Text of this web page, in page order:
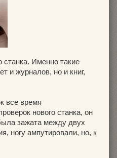
станка. Именно такие
и журналов, но и книг,
все время
нового станка, он
зажата между двух
ногу ампутировали, но, к